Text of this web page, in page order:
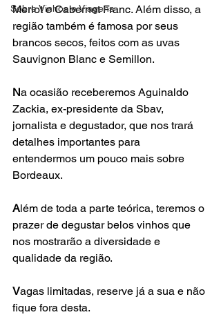
Sobre Vinhos e Viagens
Merlot e Cabernet Franc. Além disso, a
região também é famosa por seus
brancos secos, feitos com as uvas
Sauvignon Blanc e Semillon.
Na ocasião receberemos Aguinaldo
Zackia, ex-presidente da Sbav,
jornalista e degustador, que nos trará
detalhes importantes para
entendermos um pouco mais sobre
Bordeaux.
Além de toda a parte teórica, teremos o
prazer de degustar belos vinhos que
nos mostrarão a diversidade e
qualidade da região.
Vagas limitadas, reserve já a sua e não
fique fora desta.